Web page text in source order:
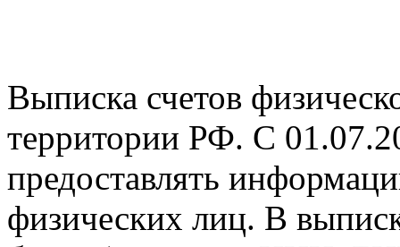
Выписка счетов
территории РФ. С
предоставлять
физических лиц. В